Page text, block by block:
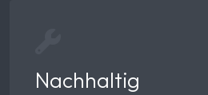
Nachhaltig